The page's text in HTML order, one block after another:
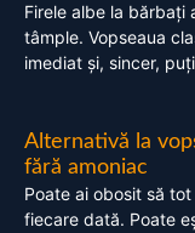
Firele albe la bărbați
tâmple. Vopseaua
imediat și, sincer,
Alternativă la
fără amoniac
Poate ai obosit să
fiecare dată. Poate